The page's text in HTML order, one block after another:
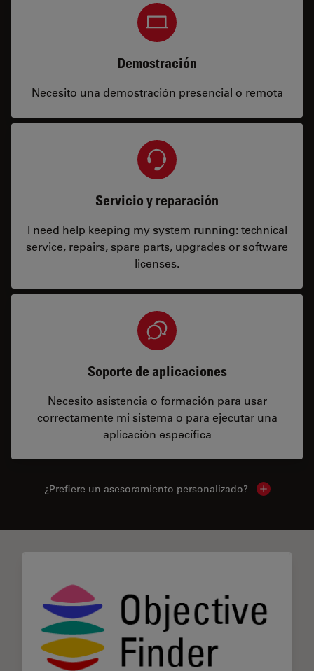
Demostración
Necesito una demostración presencial o remota
Servicio y reparación
I need help keeping my system running: technical
service, repairs, spare parts, upgrades or software
licenses.
Soporte de aplicaciones
Necesito asistencia o formación para usar
correctamente mi sistema o para ejecutar una
aplicación específica
¿Prefiere un asesoramiento personalizado? Show local